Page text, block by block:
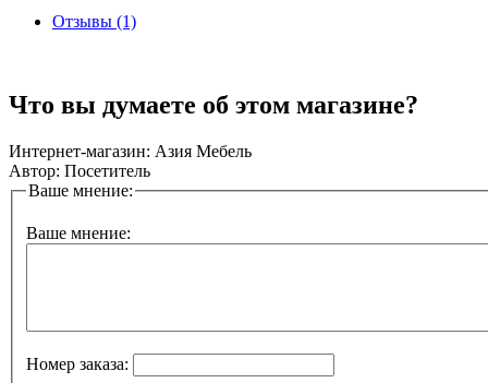
Отзывы (1)
Что вы думаете об этом магазине?
Интернет-магазин: Азия Мебель
Автор: Посетитель
Ваше мнение:
Ваше мнение:
Номер заказа: